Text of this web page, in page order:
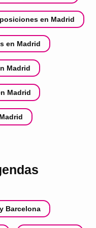
en Madrid
en Madrid
Madrid
Madrid
Barcelona